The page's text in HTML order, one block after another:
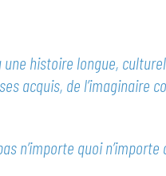
histoire longue,
acquis, de l’imaginaire
n’importe quoi n’importe